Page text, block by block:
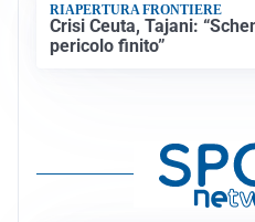
RIAPERTURA FRONTIERE
Crisi Ceuta, Tajani:
pericolo finito”